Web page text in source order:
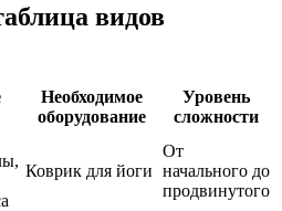
видов
Необходимое
оборудование
Уровень
сложности
Коврик для йоги
От
начального до
продвинутого